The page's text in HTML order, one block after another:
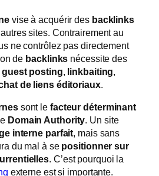
vise à acquérir des backlinks
sites. Contrairement au
ne contrôlez pas directement
de backlinks nécessite des
guest posting, linkbaiting,
de liens éditoriaux.
sont le facteur déterminant
Domain Authority. Un site
interne parfait, mais sans
du mal à se positionner sur
. C’est pourquoi la
externe est si importante.